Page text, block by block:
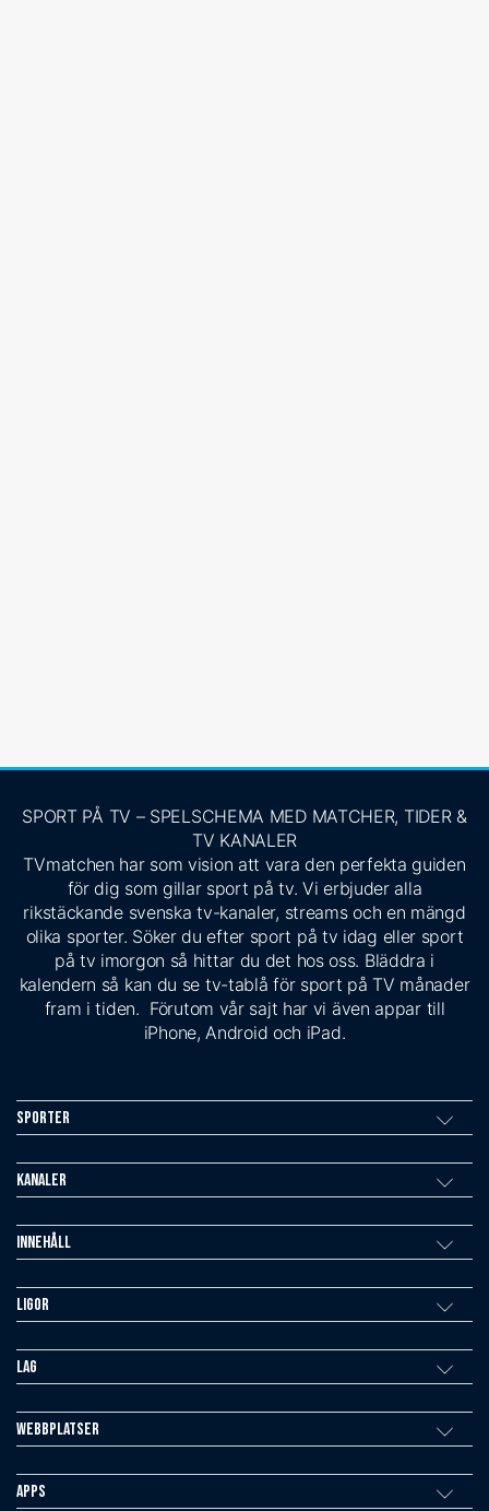
SPORT PÅ TV – SPELSCHEMA MED MATCHER, TIDER &
TV KANALER
TVmatchen har som vision att vara den perfekta guiden
för dig som gillar sport på tv. Vi erbjuder alla
rikstäckande svenska tv-kanaler, streams och en mängd
olika sporter. Söker du efter sport på tv idag eller sport
på tv imorgon så hittar du det hos oss. Bläddra i
kalendern så kan du se tv-tablå för sport på TV månader
fram i tiden. Förutom vår sajt har vi även appar till
iPhone, Android och iPad.
Sporter
Kanaler
Innehåll
Ligor
Lag
Webbplatser
Apps